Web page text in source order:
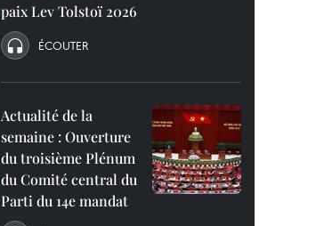
paix Lev Tolstoï 2026
ÉCOUTER
Actualité de la
semaine : Ouverture
du troisième Plénum
du Comité central du
Parti du 14e mandat